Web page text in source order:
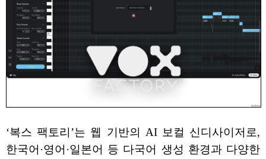
‘복스 팩토리’는 웹 기반의 AI 보컬 신디사이저로,
한국어·영어·일본어 등 다국어 생성 환경과 다양한